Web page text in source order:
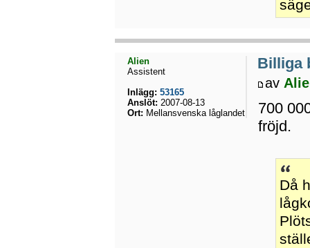
Billiga
av
700
fröjd.
Då
Alien
Assistent
Inlägg: 53165
Anslöt: 2007-08-13
Ort: Mellansvenska låglandet